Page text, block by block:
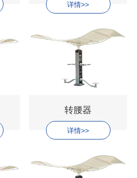
详情>>
转腰器
详情>>